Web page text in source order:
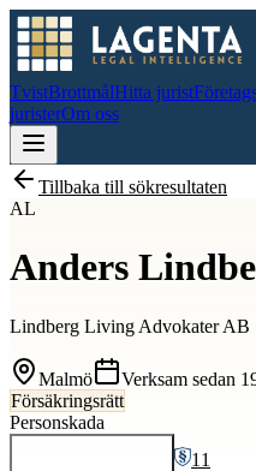
TvistBrottmålHitta jurist
juristerOm oss
Tillbaka till sökresultaten
AL
Anders
Lindberg Living Advokater AB
Malmö Verksam sedan
Försäkringsrätt
Personskada
11